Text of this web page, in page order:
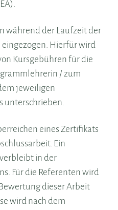
während der Laufzeit der
Hierfür wird
Kursgebühren für die
/ zum
jeweiligen
unterschrieben.
eines Zertifikats
Ein
in der
Für die Referenten wird
dieser Arbeit
wird nach dem